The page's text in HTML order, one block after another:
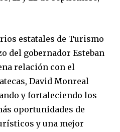
estatales de Turismo
del gobernador Esteban
relación con el
David Monreal
y fortaleciendo los
oportunidades de
y una mejor